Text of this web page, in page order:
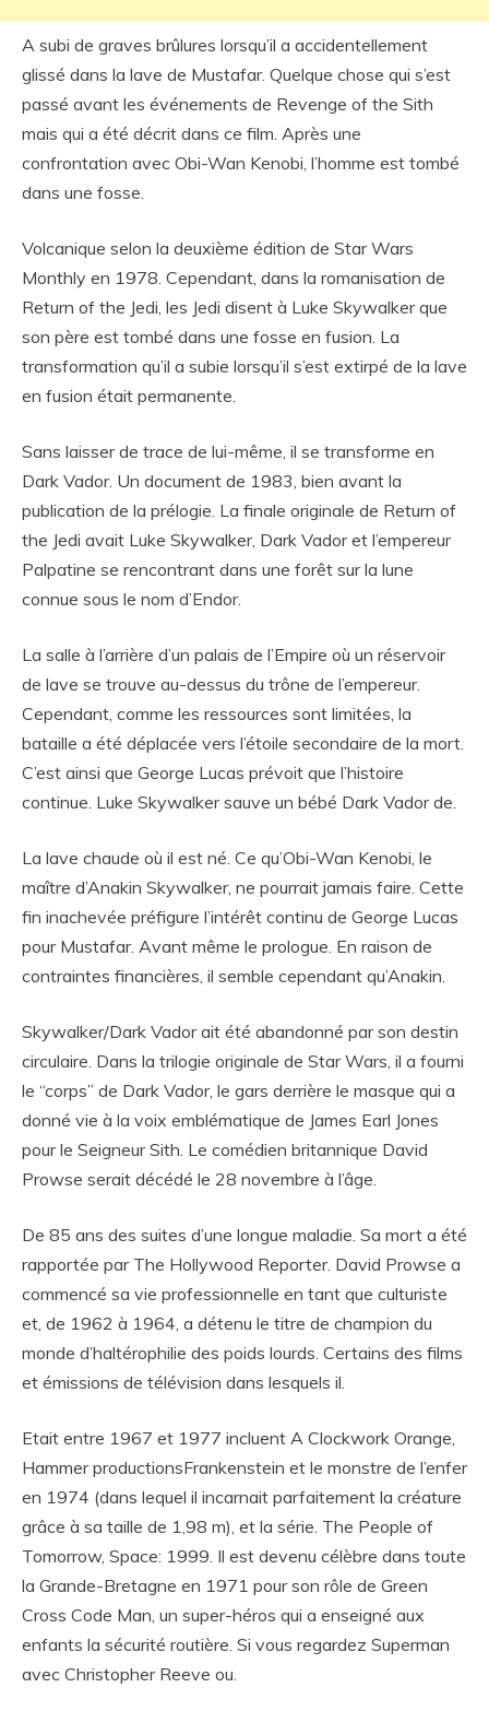
A subi de graves brûlures lorsqu’il a accidentellement
glissé dans la lave de Mustafar. Quelque chose qui s’est
passé avant les événements de Revenge of the Sith
mais qui a été décrit dans ce film. Après une
confrontation avec Obi-Wan Kenobi, l’homme est tombé
dans une fosse.
Volcanique selon la deuxième édition de Star Wars
Monthly en 1978. Cependant, dans la romanisation de
Return of the Jedi, les Jedi disent à Luke Skywalker que
son père est tombé dans une fosse en fusion. La
transformation qu’il a subie lorsqu’il s’est extirpé de la lave
en fusion était permanente.
Sans laisser de trace de lui-même, il se transforme en
Dark Vador. Un document de 1983, bien avant la
publication de la prélogie. La finale originale de Return of
the Jedi avait Luke Skywalker, Dark Vador et l’empereur
Palpatine se rencontrant dans une forêt sur la lune
connue sous le nom d’Endor.
La salle à l’arrière d’un palais de l’Empire où un réservoir
de lave se trouve au-dessus du trône de l’empereur.
Cependant, comme les ressources sont limitées, la
bataille a été déplacée vers l’étoile secondaire de la mort.
C’est ainsi que George Lucas prévoit que l’histoire
continue. Luke Skywalker sauve un bébé Dark Vador de.
La lave chaude où il est né. Ce qu’Obi-Wan Kenobi, le
maître d’Anakin Skywalker, ne pourrait jamais faire. Cette
fin inachevée préfigure l’intérêt continu de George Lucas
pour Mustafar. Avant même le prologue. En raison de
contraintes financières, il semble cependant qu’Anakin.
Skywalker/Dark Vador ait été abandonné par son destin
circulaire. Dans la trilogie originale de Star Wars, il a fourni
le “corps” de Dark Vador, le gars derrière le masque qui a
donné vie à la voix emblématique de James Earl Jones
pour le Seigneur Sith. Le comédien britannique David
Prowse serait décédé le 28 novembre à l’âge.
De 85 ans des suites d’une longue maladie. Sa mort a été
rapportée par The Hollywood Reporter. David Prowse a
commencé sa vie professionnelle en tant que culturiste
et, de 1962 à 1964, a détenu le titre de champion du
monde d’haltérophilie des poids lourds. Certains des films
et émissions de télévision dans lesquels il.
Etait entre 1967 et 1977 incluent A Clockwork Orange,
Hammer productionsFrankenstein et le monstre de l’enfer
en 1974 (dans lequel il incarnait parfaitement la créature
grâce à sa taille de 1,98 m), et la série. The People of
Tomorrow, Space: 1999. Il est devenu célèbre dans toute
la Grande-Bretagne en 1971 pour son rôle de Green
Cross Code Man, un super-héros qui a enseigné aux
enfants la sécurité routière. Si vous regardez Superman
avec Christopher Reeve ou.